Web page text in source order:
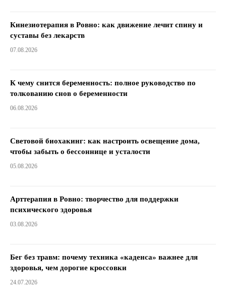
Кинезиотерапия в Ровно: как движение лечит спину и
суставы без лекарств
07.08.2026
К чему снится беременность: полное руководство по
толкованию снов о беременности
06.08.2026
Световой биохакинг: как настроить освещение дома,
чтобы забыть о бессоннице и усталости
05.08.2026
Арттерапия в Ровно: творчество для поддержки
психического здоровья
03.08.2026
Бег без травм: почему техника «каденса» важнее для
здоровья, чем дорогие кроссовки
24.07.2026